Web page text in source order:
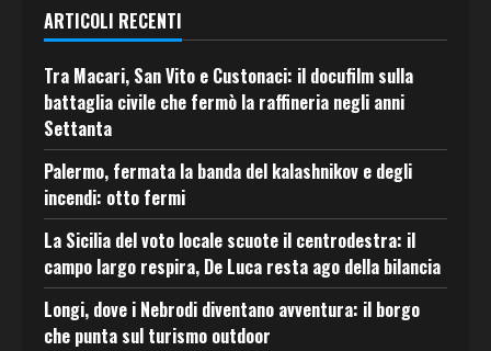
ARTICOLI RECENTI
Tra Macari, San Vito e Custonaci: il docufilm sulla
battaglia civile che fermò la raffineria negli anni
Settanta
Palermo, fermata la banda del kalashnikov e degli
incendi: otto fermi
La Sicilia del voto locale scuote il centrodestra: il
campo largo respira, De Luca resta ago della bilancia
Longi, dove i Nebrodi diventano avventura: il borgo
che punta sul turismo outdoor